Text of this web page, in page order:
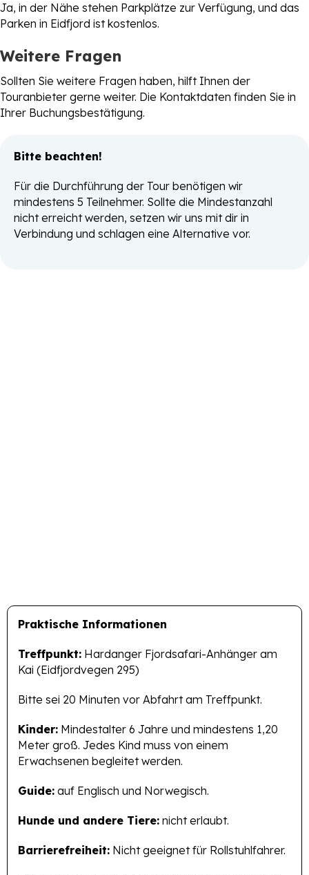
Ja, in der Nähe stehen Parkplätze zur Verfügung, und das
Parken in Eidfjord ist kostenlos.
Weitere Fragen
Sollten Sie weitere Fragen haben, hilft Ihnen der
Touranbieter gerne weiter. Die Kontaktdaten finden Sie in
Ihrer Buchungsbestätigung.
Bitte beachten!
Für die Durchführung der Tour benötigen wir
mindestens 5 Teilnehmer. Sollte die Mindestanzahl
nicht erreicht werden, setzen wir uns mit dir in
Verbindung und schlagen eine Alternative vor.
Praktische Informationen
Treffpunkt: Hardanger Fjordsafari-Anhänger am
Kai (Eidfjordvegen 295)
Bitte sei 20 Minuten vor Abfahrt am Treffpunkt.
Kinder: Mindestalter 6 Jahre und mindestens 1,20
Meter groß. Jedes Kind muss von einem
Erwachsenen begleitet werden.
Guide: auf Englisch und Norwegisch.
Hunde und andere Tiere: nicht erlaubt.
Barrierefreiheit: Nicht geeignet für Rollstuhlfahrer.